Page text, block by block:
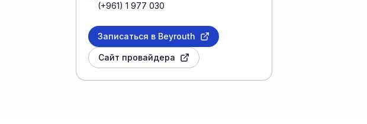
(+961) 1 977 030
Записаться в Beyrouth
Сайт провайдера